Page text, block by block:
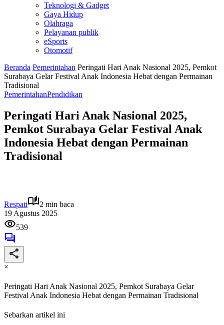
Teknologi & Gadget
Gaya Hidup
Olahraga
Pelayanan publik
eSports
Otomotif
Beranda Pemerintahan Peringati Hari Anak Nasional 2025, Pemkot
Surabaya Gelar Festival Anak Indonesia Hebat dengan Permainan
Tradisional
PemerintahanPendidikan
Peringati Hari Anak Nasional 2025,
Pemkot Surabaya Gelar Festival Anak
Indonesia Hebat dengan Permainan
Tradisional
Respati
2 min baca
19 Agustus 2025
539
×
Peringati Hari Anak Nasional 2025, Pemkot Surabaya Gelar
Festival Anak Indonesia Hebat dengan Permainan Tradisional
Sebarkan artikel ini